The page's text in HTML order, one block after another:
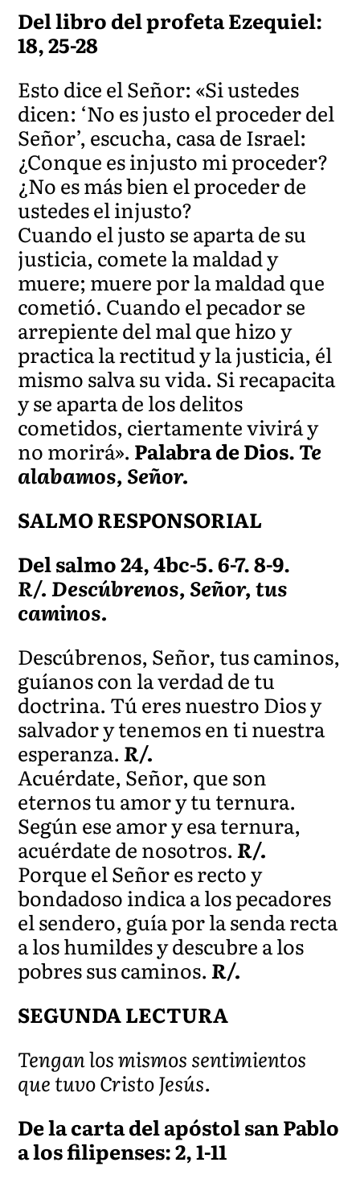
Del libro del profeta Ezequiel:
18, 25-28
Esto dice el Señor: «Si ustedes
dicen: ‘No es justo el proceder del
Señor’, escucha, casa de Israel:
¿Conque es injusto mi proceder?
¿No es más bien el proceder de
ustedes el injusto?
Cuando el justo se aparta de su
justicia, comete la maldad y
muere; muere por la maldad que
cometió. Cuando el pecador se
arrepiente del mal que hizo y
practica la rectitud y la justicia, él
mismo salva su vida. Si recapacita
y se aparta de los delitos
cometidos, ciertamente vivirá y
no morirá». Palabra de Dios.Te
alabamos, Señor.
SALMO RESPONSORIAL
Del salmo 24, 4bc-5. 6-7. 8-9.
R/. Descúbrenos, Señor, tus
caminos.
Descúbrenos, Señor, tus caminos,
guíanos con la verdad de tu
doctrina. Tú eres nuestro Dios y
salvador y tenemos en ti nuestra
esperanza.R/.
Acuérdate, Señor, que son
eternos tu amor y tu ternura.
Según ese amor y esa ternura,
acuérdate de nosotros.R/.
Porque el Señor es recto y
bondadoso indica a los pecadores
el sendero, guía por la senda recta
a los humildes y descubre a los
pobres sus caminos.R/.
SEGUNDA LECTURA
Tengan los mismos sentimientos
que tuvo Cristo Jesús.
De la carta del apóstol san Pablo
a los filipenses: 2, 1-11